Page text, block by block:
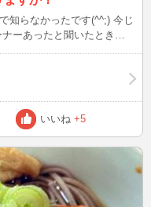
らなかったです(^^;) 今じ
ーあったと聞いたときは
たがること。 股に毛
…、当時の緩さには改めて
詳しい方是非教えてくださ
いいね +5